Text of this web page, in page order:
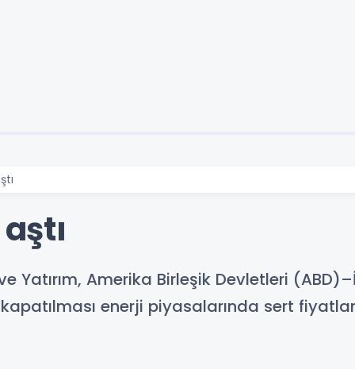
Yatırım, Amerika Birleşik Devletleri
kapatılması enerji piyasalarında sert